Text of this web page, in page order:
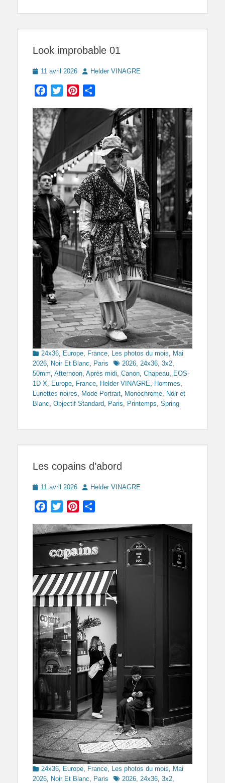
Look improbable 01
Posted
11 avril 2026 AuthorHelder VINAGRE
Facebook
TwitterPinterest
Categories
24x36 Europe France Les photos du mois
Mai
2026 Noir Et Blanc Paris Tags2026 24x36 3x2
50mm Afternoon Après midi Canon Chapeau EOS-
1D X
Europe France Helder VINAGRE Hommes
Lunettes noires
Mode Portrait Monochrome Noir et
Blanc Objectif Standard Paris Printemps Spring
Les copains d’abord
Posted
11 avril 2026 AuthorHelder VINAGRE
Facebook
TwitterPinterest
Categories
24x36 Europe France Les photos du mois
Mai
2026
Noir Et Blanc Paris Tags2026 24x36 3x2